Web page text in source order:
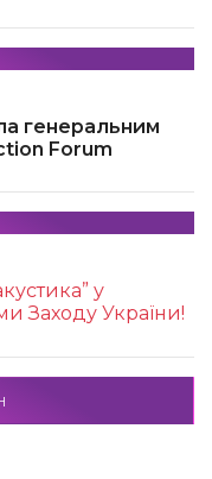
генеральним
Forum
у
Заходу України!